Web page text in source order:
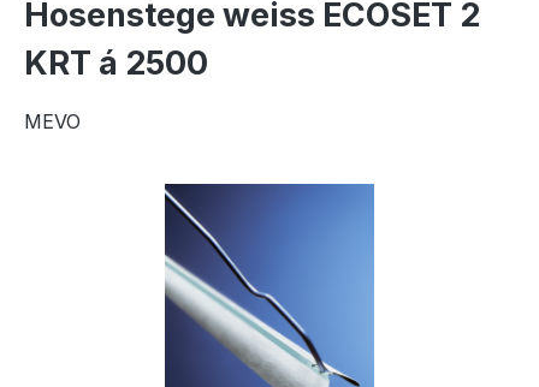
Hosenstege weiss ECOSET 2
KRT á 2500
MEVO
Bildergalerie überspringen